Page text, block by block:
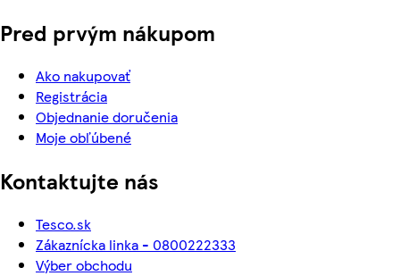
Pred prvým nákupom
Ako nakupovať
Registrácia
Objednanie doručenia
Moje obľúbené
Kontaktujte nás
Tesco.sk
Zákaznícka linka - 0800222333
Výber obchodu